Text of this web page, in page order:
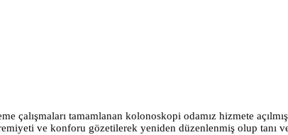
çalışmaları tamamlanan kolonoskopi odamız hizmete
ve konforu gözetilerek yeniden düzenlenmiş olup tanı